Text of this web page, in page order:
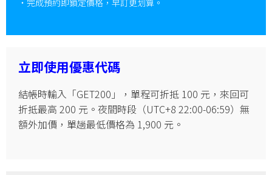
・完成預約即鎖定價格，早訂更划算。
立即使用優惠代碼
結帳時輸入「GET200」，單程可折抵 100 元，來回可
折抵最高 200 元。夜間時段（UTC+8 22:00-06:59）無
額外加價，單趟最低價格為 1,900 元。